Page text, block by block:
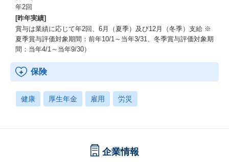
年2回
[昨年実績]
賞与は業績に応じて年2回、6月（夏季）及び12月（冬季）支給 ※
夏季賞与評価対象期間：前年10/1～当年3/31、冬季賞与評価対象期
間：当年4/1～当年9/30）
保険
健康 厚生年金 雇用 労災
企業情報